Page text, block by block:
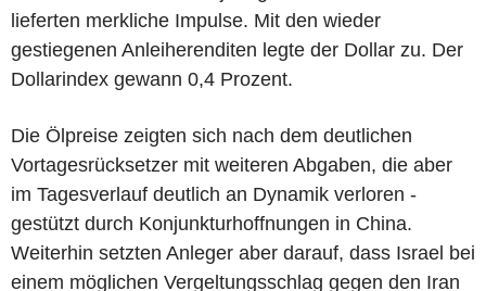
lieferten merkliche Impulse. Mit den wieder
gestiegenen Anleiherenditen legte der Dollar zu. Der
Dollarindex gewann 0,4 Prozent.
Die Ölpreise zeigten sich nach dem deutlichen
Vortagesrücksetzer mit weiteren Abgaben, die aber
im Tagesverlauf deutlich an Dynamik verloren -
gestützt durch Konjunkturhoffnungen in China.
Weiterhin setzten Anleger aber darauf, dass Israel bei
einem möglichen Vergeltungsschlag gegen den Iran